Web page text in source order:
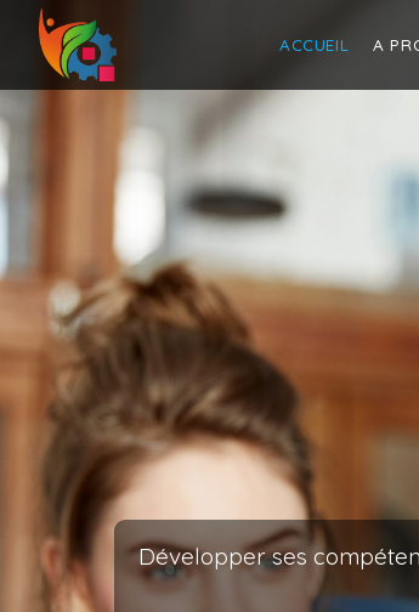
ACCUEIL A
Développer ses